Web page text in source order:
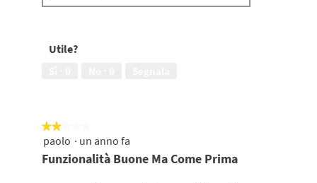
Utile?
★★★★★
★★★★★
2
5
paolo · un anno fa
Funzionalità Buone Ma Come Prima